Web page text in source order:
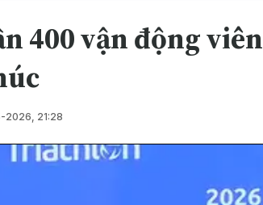
400 vận động
2026, 21:28